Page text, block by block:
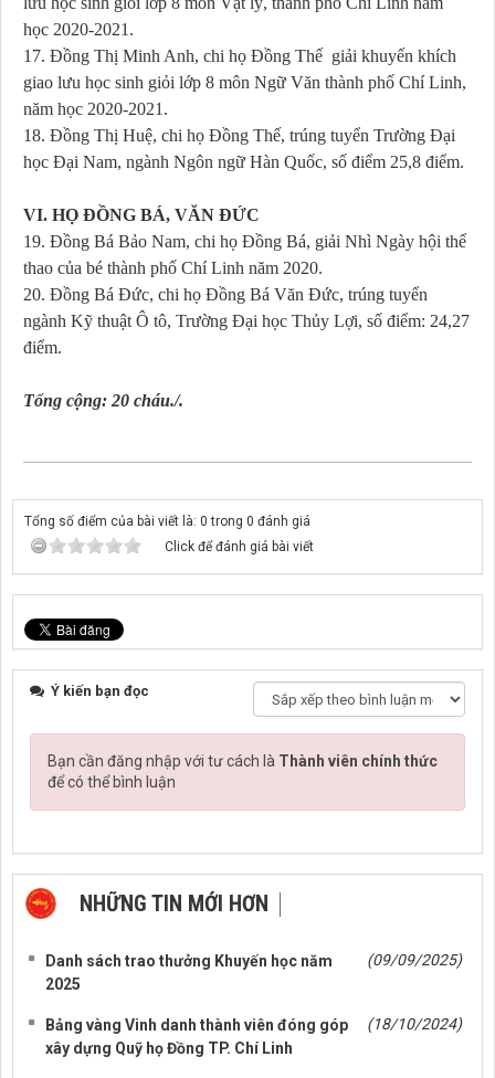
học 2020-2021.
17. Đồng Thị Minh Anh, chi họ Đồng Thế giải khuyến khích
giao lưu học sinh giỏi lớp 8 môn Ngữ Văn thành phố Chí Linh,
năm học 2020-2021.
18. Đồng Thị Huệ, chi họ Đồng Thế, trúng tuyển Trường Đại
học Đại Nam, ngành Ngôn ngữ Hàn Quốc, số điểm 25,8 điểm.
VI. HỌ ĐỒNG BÁ, VĂN ĐỨC
19. Đồng Bá Bảo Nam, chi họ Đồng Bá, giải Nhì Ngày hội thể
thao của bé thành phố Chí Linh năm 2020.
20. Đồng Bá Đức, chi họ Đồng Bá Văn Đức, trúng tuyển
ngành Kỹ thuật Ô tô, Trường Đại học Thủy Lợi, số điểm: 24,27
điểm.
Tổng cộng: 20 cháu./.
Tổng số điểm của bài viết là: 0 trong 0 đánh giá
Click để đánh giá bài viết
Ý kiến bạn đọc
Bạn cần đăng nhập với tư cách là Thành viên chính thức
để có thể bình luận
NHỮNG TIN MỚI HƠN
Danh sách trao thưởng Khuyến học năm
2025
(09/09/2025)
Bảng vàng Vinh danh thành viên đóng góp
xây dựng Quỹ họ Đồng TP. Chí Linh
(18/10/2024)